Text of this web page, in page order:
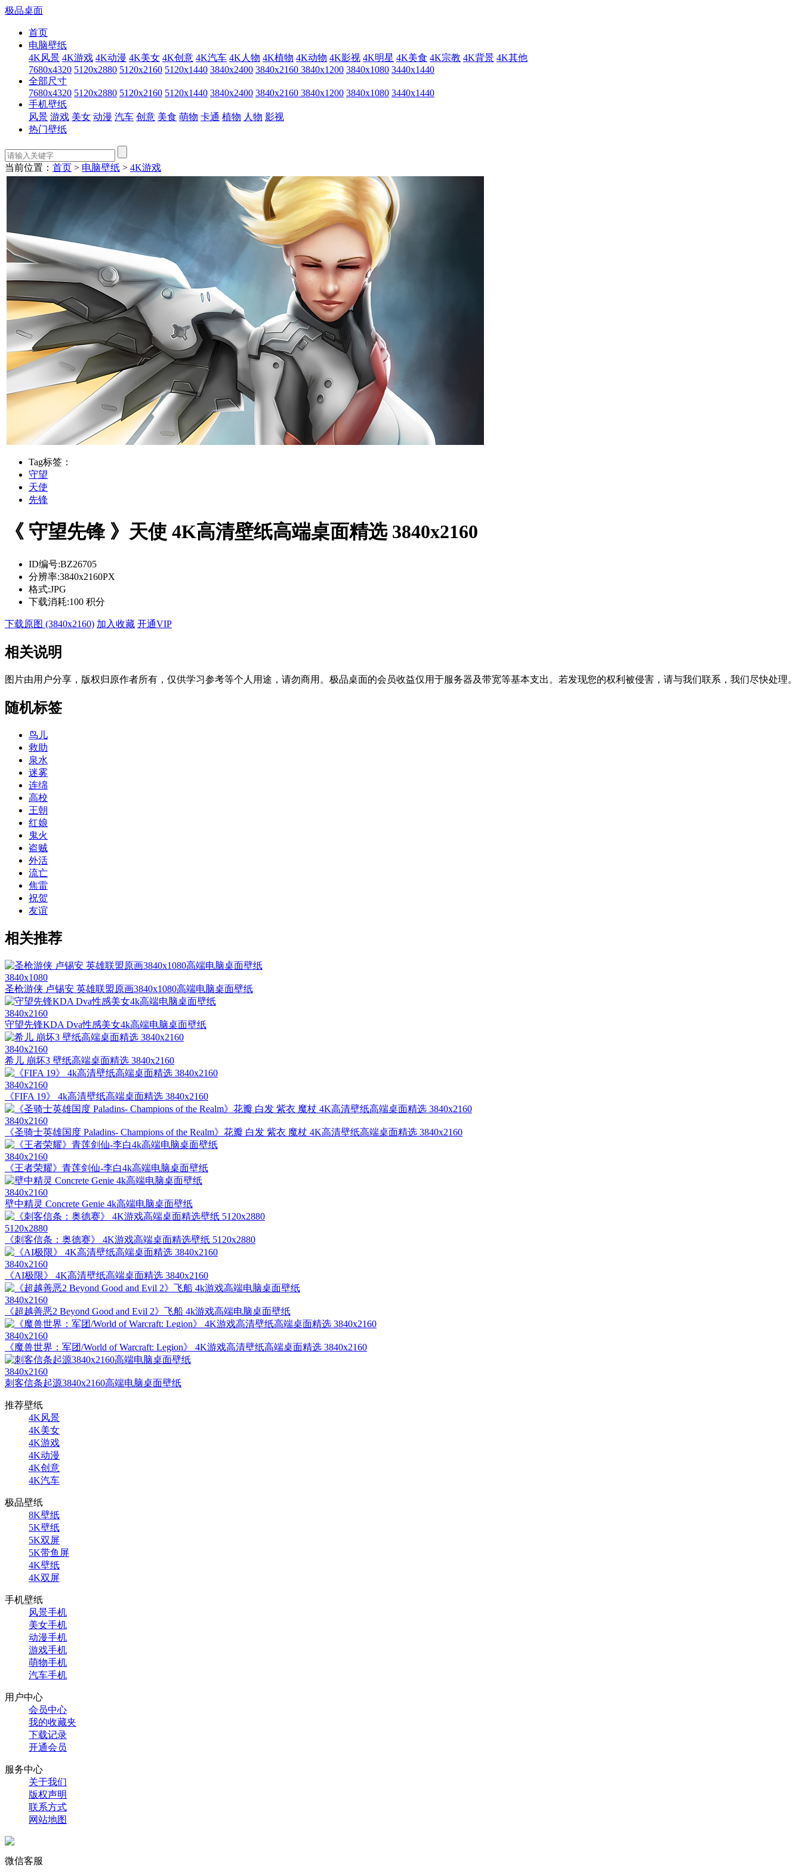
极品桌面
首页
电脑壁纸
4K风景 4K游戏 4K动漫 4K美女 4K创意 4K汽车 4K人物 4K植物 4K动物 4K影视 4K明星 4K美食 4K宗教 4K背景 4K其他
7680x4320 5120x2880 5120x2160 5120x1440 3840x2400 3840x2160 3840x1200 3840x1080 3440x1440
全部尺寸
7680x4320 5120x2880 5120x2160 5120x1440 3840x2400 3840x2160 3840x1200 3840x1080 3440x1440
手机壁纸
风景 游戏 美女 动漫 汽车 创意 美食 萌物 卡通 植物 人物 影视
热门壁纸
当前位置： 首页 > 电脑壁纸 > 4K游戏
Tag标签：
守望
天使
先锋
《 守望先锋 》天使 4K高清壁纸高端桌面精选 3840x2160
ID编号:BZ26705
分辨率:3840x2160PX
格式:JPG
下载消耗:100 积分
下载原图 (3840x2160) 加入收藏 开通VIP
相关说明
图片由用户分享，版权归原作者所有，仅供学习参考等个人用途，请勿商用。极品桌面的会员收益仅用于服务器及带宽等基本支出。若发现您的权利被侵害，请与我们联系，我们尽快处理。
随机标签
鸟儿
救助
泉水
迷雾
连绵
高校
王朝
红娘
鬼火
盗贼
外活
流亡
焦雷
祝贺
友谊
相关推荐
3840x1080
圣枪游侠 卢锡安 英雄联盟原画3840x1080高端电脑桌面壁纸
3840x2160
守望先锋KDA Dva性感美女4k高端电脑桌面壁纸
3840x2160
希儿 崩坏3 壁纸高端桌面精选 3840x2160
3840x2160
《FIFA 19》 4k高清壁纸高端桌面精选 3840x2160
3840x2160
《圣骑士英雄国度 Paladins- Champions of the Realm》花瓣 白发 紫衣 魔杖 4K高清壁纸高端桌面精选 3840x2160
3840x2160
《王者荣耀》青莲剑仙-李白4k高端电脑桌面壁纸
3840x2160
壁中精灵 Concrete Genie 4k高端电脑桌面壁纸
5120x2880
《刺客信条：奥德赛》 4K游戏高端桌面精选壁纸 5120x2880
3840x2160
《AI极限》 4K高清壁纸高端桌面精选 3840x2160
3840x2160
《超越善恶2 Beyond Good and Evil 2》飞船 4k游戏高端电脑桌面壁纸
3840x2160
《魔兽世界：军团/World of Warcraft: Legion》 4K游戏高清壁纸高端桌面精选 3840x2160
3840x2160
刺客信条起源3840x2160高端电脑桌面壁纸
推荐壁纸
4K风景
4K美女
4K游戏
4K动漫
4K创意
4K汽车
极品壁纸
8K壁纸
5K壁纸
5K双屏
5K带鱼屏
4K壁纸
4K双屏
手机壁纸
风景手机
美女手机
动漫手机
游戏手机
萌物手机
汽车手机
用户中心
会员中心
我的收藏夹
下载记录
开通会员
服务中心
关于我们
版权声明
联系方式
网站地图
微信客服